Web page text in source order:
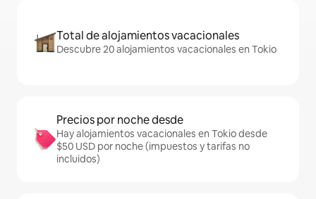
Total de alojamientos vacacionales
Descubre 20 alojamientos vacacionales en Tokio
Precios por noche desde
Hay alojamientos vacacionales en Tokio desde
$50 USD por noche (impuestos y tarifas no
incluidos)